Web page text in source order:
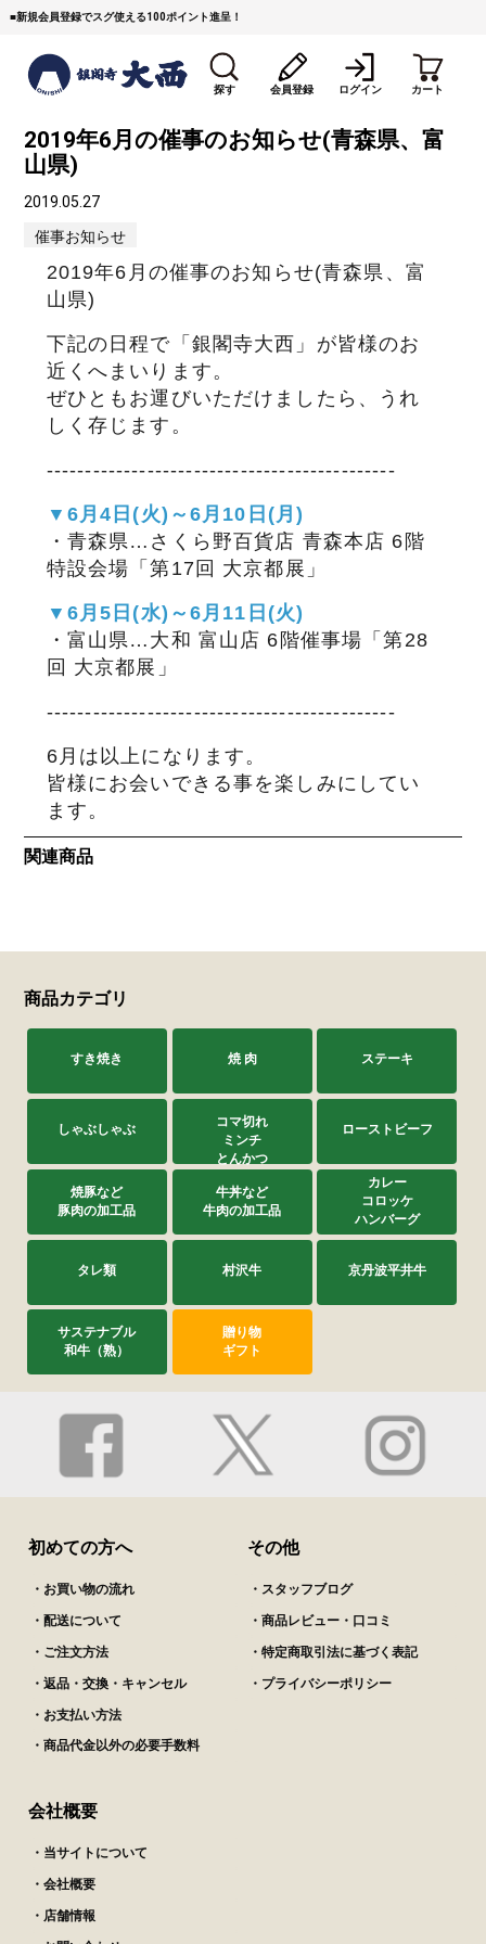
■新規会員登録でスグ使える100ポイント進呈！
探す
すき焼き
しゃぶしゃぶ コマ切れミンチ ローストビーフ
焼豚など（豚肉の加工
品）
牛丼など（牛肉の加工
カレー・コロッケ・ハン
タレ類 村沢牛 京丹波平井牛
サステナブル・和牛
（熟）
千代幻豚 贈り物・ギフト
会員登録 ログイン カート
2019年6月の催事のお知らせ(青森県、富
山県)
2019.05.27
催事お知らせ
2019年6月の催事のお知らせ(青森県、富
山県)
下記の日程で「銀閣寺大西」が皆様のお
近くへまいります。
ぜひともお運びいただけましたら、うれ
しく存じます。
---------------------------------------------
▼6月4日(火)～6月10日(月)
・青森県…さくら野百貨店 青森本店 6階
特設会場「第17回 大京都展」
▼6月5日(水)～6月11日(火)
・富山県…大和 富山店 6階催事場「第28
回 大京都展」
---------------------------------------------
6月は以上になります。
皆様にお会いできる事を楽しみにしてい
ます。
関連商品
商品カテゴリ
すき焼き 焼 肉 ステーキ
しゃぶしゃぶ
コマ切れ
ミンチ
とんかつ
ローストビーフ
焼豚など
豚肉の加工品
牛丼など
牛肉の加工品
カレー
コロッケ
ハンバーグ
タレ類 村沢牛 京丹波平井牛
サステナブル
和牛（熟）
贈り物
ギフト
初めての方へ
・お買い物の流れ
・配送について
・ご注文方法
・返品・交換・キャンセル
・お支払い方法
・商品代金以外の必要手数料
その他
・スタッフブログ
・商品レビュー・口コミ
・特定商取引法に基づく表記
・プライバシーポリシー
会社概要
・当サイトについて
・会社概要
・店舗情報